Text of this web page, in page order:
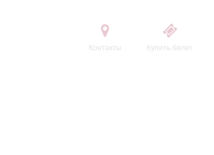
Контакты Купить билет